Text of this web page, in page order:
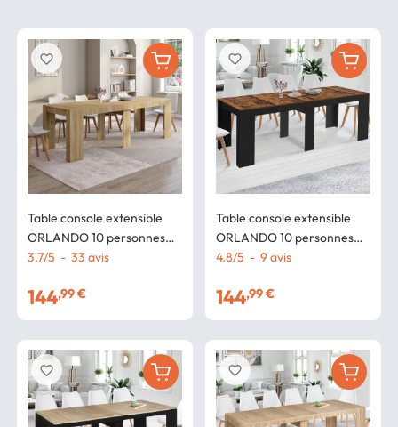
Table console extensible
ORLANDO 10 personnes
235 cm bois façon hêtre
3.7/5 - 33 avis
144,99 €
favorite_border
favorite_border
Table console extensible
ORLANDO 10 personnes
235 cm bois effet vieilli et
4.8/5 - 9avis
144,99 €
favorite_border
favorite_border